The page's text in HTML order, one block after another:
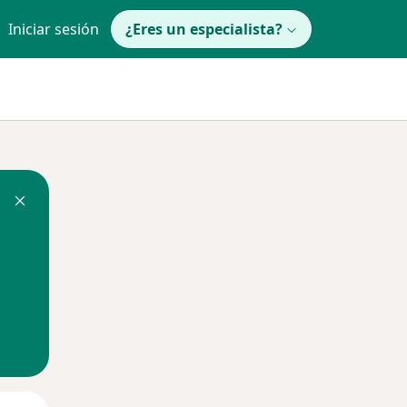
Iniciar sesión ¿Eres un especialista?